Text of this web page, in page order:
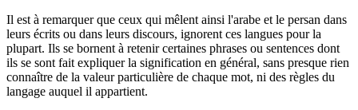
Il est à remarquer que ceux qui mêlent ainsi l'arabe et le persan dans
leurs écrits ou dans leurs discours, ignorent ces langues pour la
plupart. Ils se bornent à retenir certaines phrases ou sentences dont
ils se sont fait expliquer la signification en général, sans presque rien
connaître de la valeur particulière de chaque mot, ni des règles du
langage auquel il appartient.